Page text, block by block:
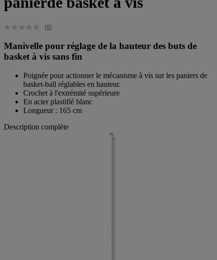
(0)
Manivelle pour réglage de la hauteur des buts de
basket à vis sans fin
Poignée pour actionner le mécanisme à vis sur les paniers de
basket-ball réglables en hauteur.
Crochet à l'extrémité supérieure
En acier plastifié blanc
Longueur : 165 cm
Description complète